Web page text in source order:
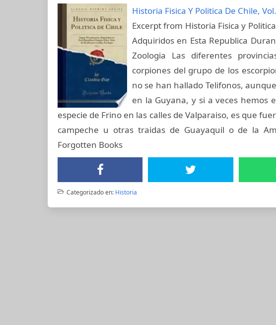
Historia Fisica Y Politica De Chile,
Excerpt from Historia Fisica y
Adquiridos en Esta Republica
Zoologia Las diferentes
corpiones del grupo de los
no se han hallado Telifonos,
en la Guyana, y si a veces hemos
especie de Frino en las calles de Valparaiso, es que
campeche u otras traidas de Guayaquil o de la
Forgotten Books
Categorizado en: Historia